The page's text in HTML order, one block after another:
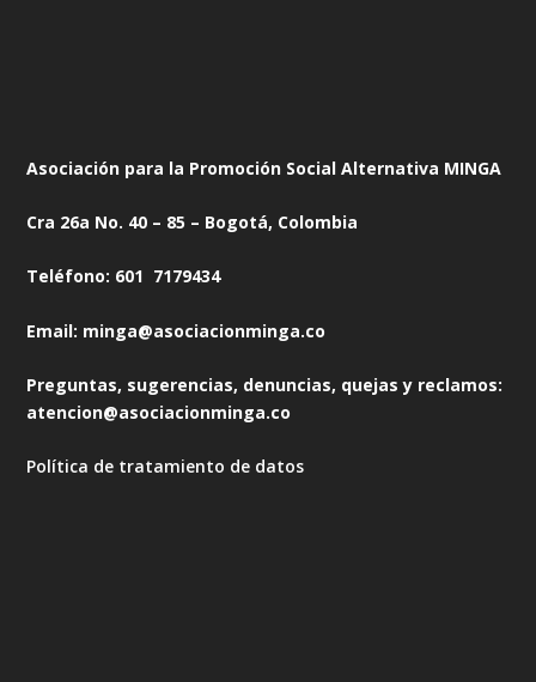
Asociación para la Promoción Social Alternativa MINGA
Cra 26a No. 40 – 85 – Bogotá, Colombia
Teléfono: 601 7179434
Email: minga@asociacionminga.co
Preguntas, sugerencias, denuncias, quejas y reclamos:
atencion@asociacionminga.co
Política de tratamiento de datos